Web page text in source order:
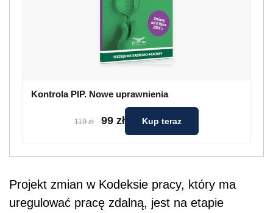
Kontrola PIP. Nowe uprawnienia
119 zł 99 zł Kup teraz
Projekt zmian w Kodeksie pracy, który ma
uregulować pracę zdalną, jest na etapie